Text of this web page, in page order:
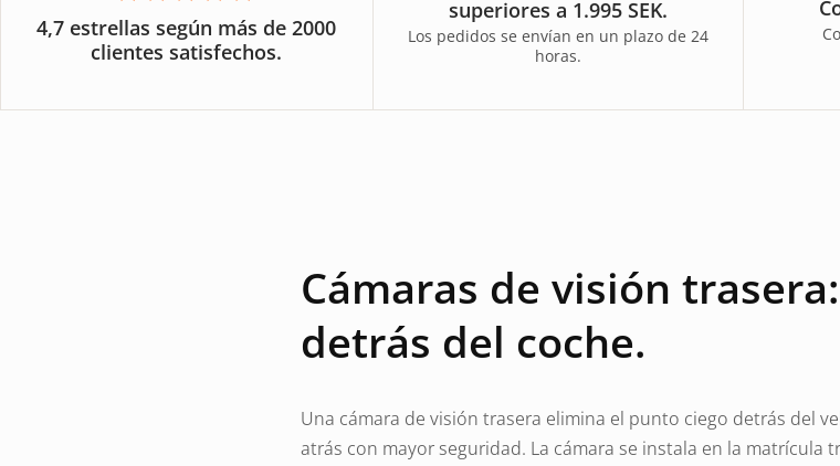
4,7 estrellas según más de 2000
clientes satisfechos.
superiores a 1.995 SEK.
Los pedidos se envían en un plazo de 24
horas.
Cámaras de visión
detrás del coche.
Una cámara de visión trasera elimina el punto ciego detrás del
atrás con mayor seguridad. La cámara se instala en la matrícula